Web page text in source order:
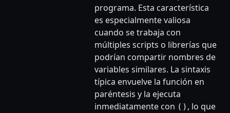
programa. Esta característica
es especialmente valiosa
cuando se trabaja con
múltiples scripts o librerías que
podrían compartir nombres de
variables similares. La sintaxis
típica envuelve la función en
paréntesis y la ejecuta
inmediatamente con () , lo que